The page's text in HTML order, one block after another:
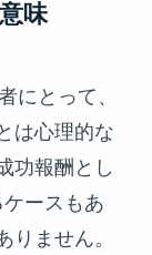
味
にとって、
は心理的な
功報酬とし
ースもあ
りません。